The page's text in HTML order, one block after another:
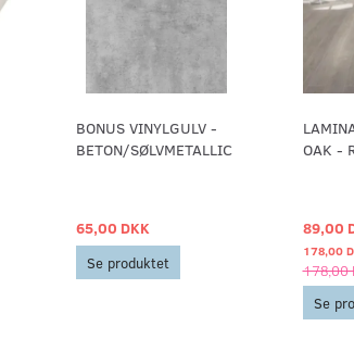
BONUS VINYLGULV -
BETON/SØLVMETALLIC
65,00 DKK
Se produktet
OAK -
89,00
178,00
178,00
Se